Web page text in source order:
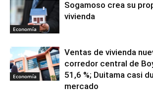
Economía
Sogamoso crea su
vivienda
Economía
Ventas de vivienda
corredor central de
51,6 %; Duitama casi
mercado